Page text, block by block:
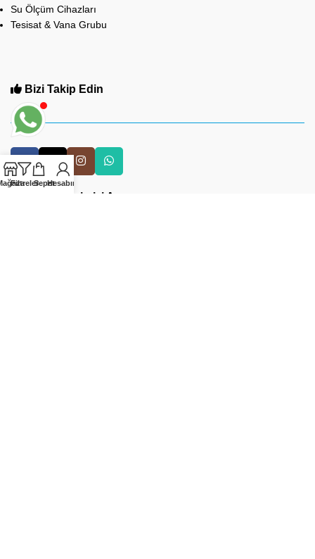
Su Ölçüm Cihazları
Tesisat & Vana Grubu
Bizi Takip Edin
Çağrı Merkezimizi Arayın
FiltrelerSepetHesabım